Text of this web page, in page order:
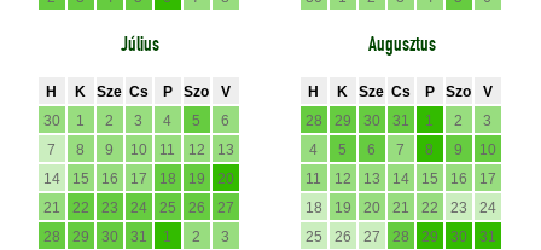
Július
H K Sze Cs P Szo
V
30
1 2 3 4 5
6
7
8 9 10 11 12
13
14
15 16 17 18 19
20
21
22 23 24 25 26
27
28
29 30 31 1 2
3
Augusztus
H K Sze Cs P Szo
V
28
29 30 31 1 2
3
4
5 6 7 8 9
10
11
12 13 14 15 16
17
18
19 20 21 22 23
24
25
26 27 28 29 30
31